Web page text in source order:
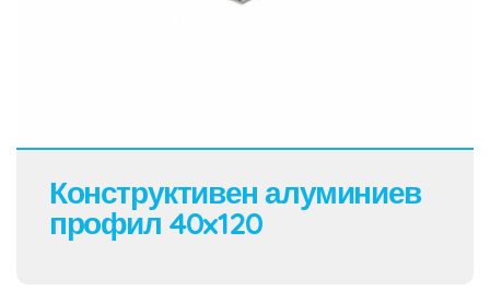
Конструктивен алуминиев
профил 40x120